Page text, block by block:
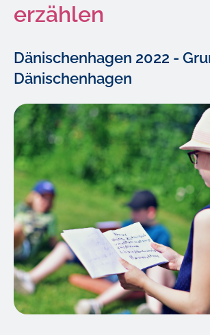
erzählen
Dänischenhagen 2022 -
Dänischenhagen